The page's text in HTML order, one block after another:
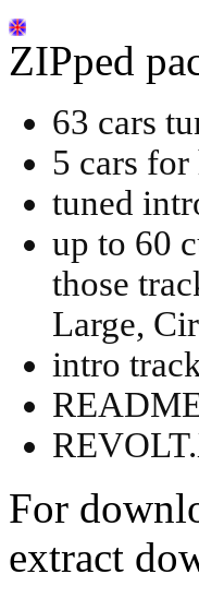
ZIPped
63 cars
5 cars
tuned
up to 60
those
Large,
intro
For
extract